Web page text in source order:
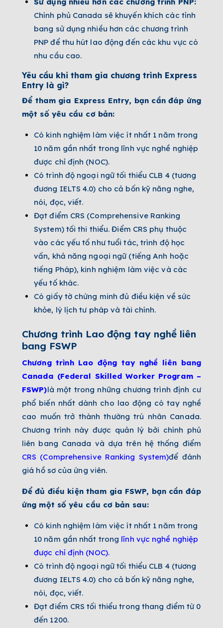
Sử dụng nhiều hơn các chương trình PNP:
Chính phủ Canada sẽ khuyến khích các tỉnh
bang sử dụng nhiều hơn các chương trình
PNP để thu hút lao động đến các khu vực có
nhu cầu cao.
Yêu cầu khi tham gia chương trình Express
Entry là gì?
Để tham gia Express Entry, bạn cần đáp ứng
một số yêu cầu cơ bản:
Có kinh nghiệm làm việc ít nhất 1 năm trong
10 năm gần nhất trong lĩnh vực nghề nghiệp
được chỉ định (NOC).
Có trình độ ngoại ngữ tối thiểu CLB 4 (tương
đương IELTS 4.0) cho cả bốn kỹ năng nghe,
nói, đọc, viết.
Đạt điểm CRS (Comprehensive Ranking
System) tối thi thiểu. Điểm CRS phụ thuộc
vào các yếu tố như tuổi tác, trình độ học
vấn, khả năng ngoại ngữ (tiếng Anh hoặc
tiếng Pháp), kinh nghiệm làm việc và các
yếu tố khác.
Có giấy tờ chứng minh đủ điều kiện về sức
khỏe, lý lịch tư pháp và tài chính.
Chương trình Lao động tay nghề liên
bang FSWP
Chương trình Lao động tay nghề liên bang
Canada (Federal Skilled Worker Program –
FSWP)là một trong những chương trình định cư
phổ biến nhất dành cho lao động có tay nghề
cao muốn trở thành thường trú nhân Canada.
Chương trình này được quản lý bởi chính phủ
liên bang Canada và dựa trên hệ thống điểm
CRS (Comprehensive Ranking System)để đánh
giá hồ sơ của ứng viên.
Để đủ điều kiện tham gia FSWP, bạn cần đáp
ứng một số yêu cầu cơ bản sau:
Có kinh nghiệm làm việc ít nhất 1 năm trong
10 năm gần nhất trong lĩnh vực nghề nghiệp
được chỉ định (NOC).
Có trình độ ngoại ngữ tối thiểu CLB 4 (tương
đương IELTS 4.0) cho cả bốn kỹ năng nghe,
nói, đọc, viết.
Đạt điểm CRS tối thiểu trong thang điểm từ 0
đến 1200.